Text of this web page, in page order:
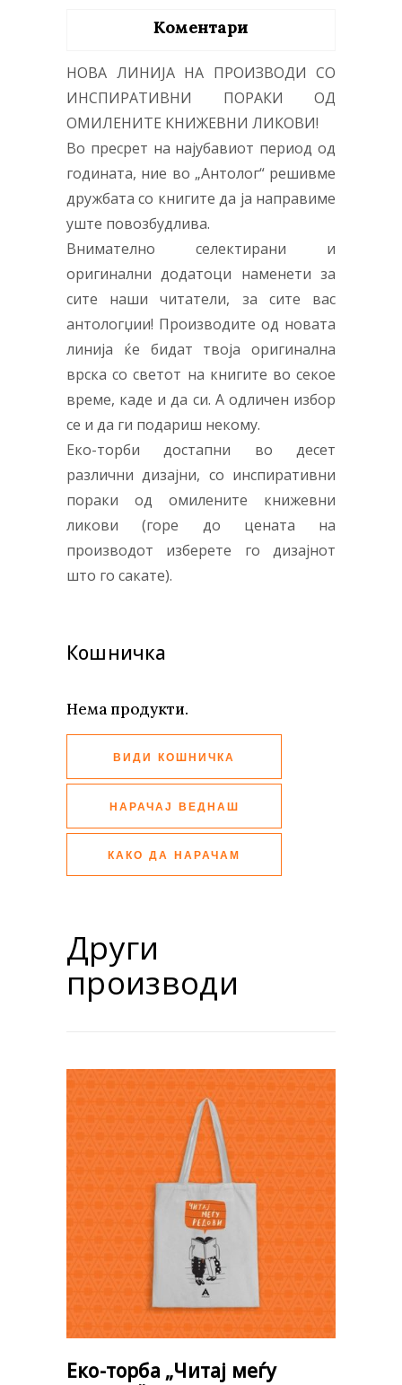
Коментари
НОВА ЛИНИЈА НА ПРОИЗВОДИ СО
ИНСПИРАТИВНИ ПОРАКИ ОД
ОМИЛЕНИТЕ КНИЖЕВНИ ЛИКОВИ!
Во пресрет на најубавиот период од
годината, ние во „Антолог“ решивме
дружбата со книгите да ја направиме
уште повозбудлива.
Внимателно селектирани и
оригинални додатоци наменети за
сите наши читатели, за сите вас
антологџии! Производите од новата
линија ќе бидат твоја оригинална
врска со светот на книгите во секое
време, каде и да си. А одличен избор
се и да ги подариш некому.
Еко-торби достапни во десет
различни дизајни, со инспиративни
пораки од омилените книжевни
ликови (горе до цената на
производот изберете го дизајнот
што го сакате).
Кошничка
Нема продукти.
ВИДИ КОШНИЧКА
НАРАЧАЈ ВЕДНАШ
КАКО ДА НАРАЧАМ
Други
производи
Еко-торба „Читај меѓу